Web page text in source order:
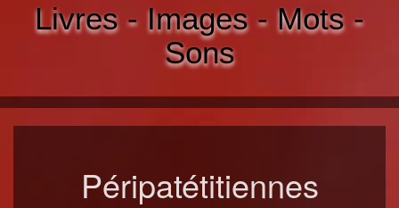
Livres - Images - Mots -
Sons
Péripatétitiennes